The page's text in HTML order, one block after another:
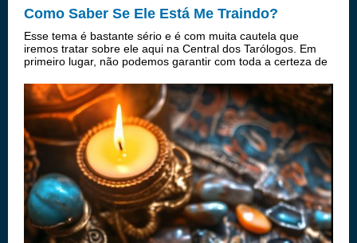
Como Saber Se Ele Está Me Traindo?
Esse tema é bastante sério e é com muita cautela que
iremos tratar sobre ele aqui na Central dos Tarólogos. Em
primeiro lugar, não podemos garantir com toda a certeza de
fornecer algumas dicas/s...